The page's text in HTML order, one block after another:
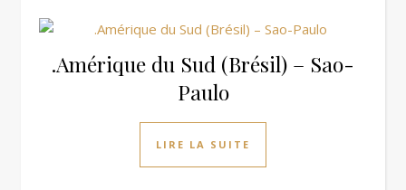
.Amérique du Sud (Brésil) – Sao-
Paulo
LIRE LA SUITE